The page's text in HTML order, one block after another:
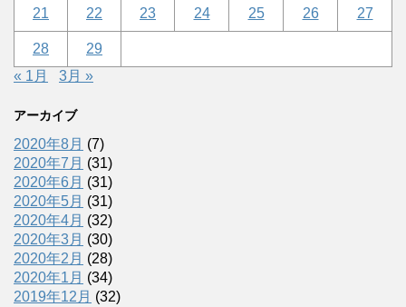
21 22 23 24 25 26 27
28
29
« 1月
3月 »
アーカイブ
2020年8月 (7)
2020年7月 (31)
2020年6月 (31)
2020年5月 (31)
2020年4月 (32)
2020年3月 (30)
2020年2月 (28)
2020年1月 (34)
2019年12月 (32)